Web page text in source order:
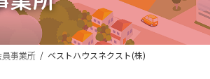
員事業所 ベストハウスネクスト(株)